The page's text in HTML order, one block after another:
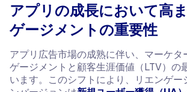
アプリの成長において高
ゲージメントの重要性
アプリ広告市場の成熟に伴い、マーケタ
ゲージメントと顧客生涯価値（LTV）の
います。このシフトにより、リエンゲー